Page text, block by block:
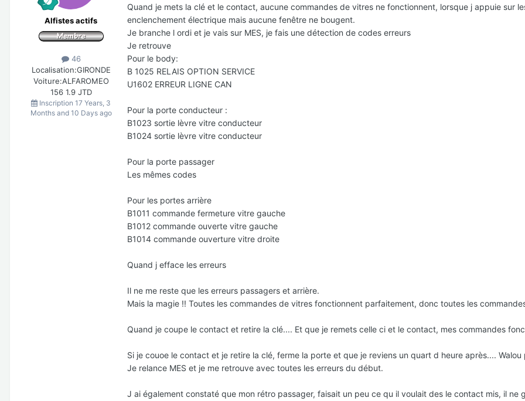
Alfistes actifs
46
Localisation:GIRONDE
Voiture:ALFAROMEO
156 1.9 JTD
Inscription 17 Years, 3
Months and 10 Days ago
Quand je mets la clé et le contact, aucune commandes de vitres ne fonctionnent, lorsque j appuie sur
enclenchement électrique mais aucune fenêtre ne bougent.
Je branche l ordi et je vais sur MES, je fais une détection de codes erreurs
Je retrouve
Pour le body:
B 1025 RELAIS OPTION SERVICE
U1602 ERREUR LIGNE CAN
Pour la porte conducteur :
B1023 sortie lèvre vitre conducteur
B1024 sortie lèvre vitre conducteur
Pour la porte passager
Les mêmes codes
Pour les portes arrière
B1011 commande fermeture vitre gauche
B1012 commande ouverte vitre gauche
B1014 commande ouverture vitre droite
Quand j efface les erreurs
Il ne me reste que les erreurs passagers et arrière.
Mais la magie !! Toutes les commandes de vitres fonctionnent parfaitement, donc toutes les
Quand je coupe le contact et retire la clé.... Et que je remets celle ci et le contact, mes commandes
Si je couoe le contact et je retire la clé, ferme la porte et que je reviens un quart d heure après....
Je relance MES et je me retrouve avec toutes les erreurs du début.
J ai également constaté que mon rétro passager, faisait un peu ce qu il voulait des le contact mis, il